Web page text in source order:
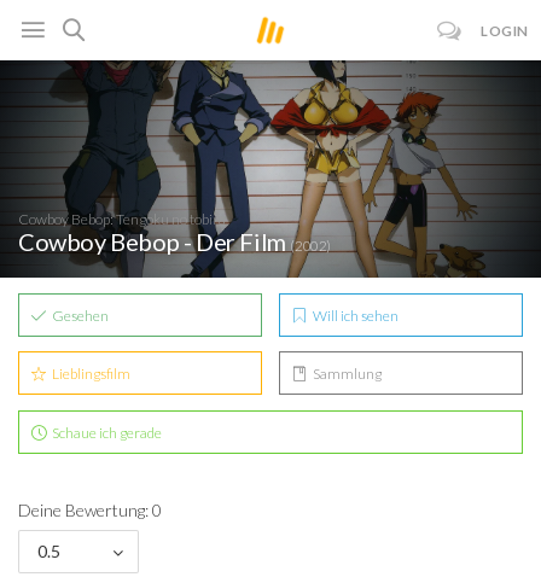
LOGIN
Cowboy Bebop: Tengoku no tobira
Cowboy Bebop - Der Film(2002)
Gesehen Will ich sehen
Lieblingsfilm Sammlung
Schaue ich gerade
Deine Bewertung: 0
0.5